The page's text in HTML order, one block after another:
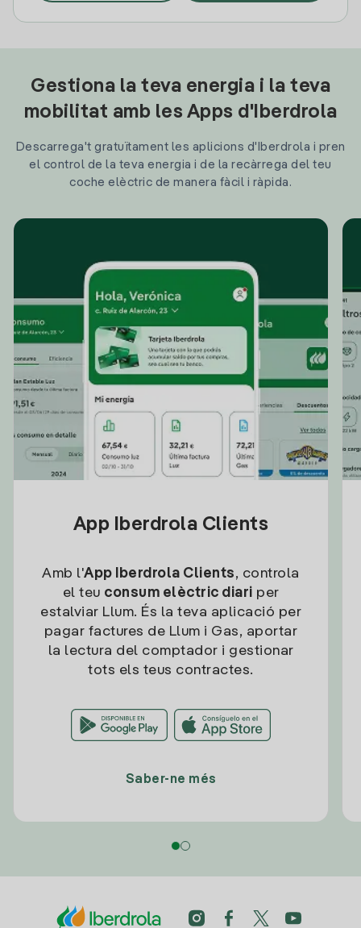
Gestiona la teva energia i la teva
mobilitat amb les Apps d'Iberdrola
Descarrega't gratuïtament les aplicions d'Iberdrola i pren
el control de la teva energia i de la recàrrega del teu
coche elèctric de manera fàcil i ràpida.
App Iberdrola Clients
Amb l'App Iberdrola Clients, controla
el teu consum elèctric diari per
estalviar Llum. És la teva aplicació per
pagar factures de Llum i Gas, aportar
la lectura del comptador i gestionar
tots els teus contractes.
Saber-ne més